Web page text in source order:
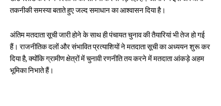
तकनीकी समस्या बताते हुए जल्द समाधान का आश्वासन दिया है।
अंतिम मतदाता सूची जारी होने के साथ ही पंचायत चुनाव की तैयारियां भी तेज हो गई
हैं। राजनीतिक दलों और संभावित प्रत्याशियों ने मतदाता सूची का अध्ययन शुरू कर
दिया है, क्योंकि ग्रामीण क्षेत्रों में चुनावी रणनीति तय करने में मतदाता आंकड़े अहम
भूमिका निभाते हैं।